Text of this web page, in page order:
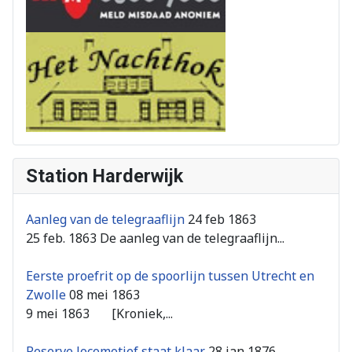
Station Harderwijk
Aanleg van de telegraaflijn 24 feb 1863
25 feb. 1863 De aanleg van de telegraaflijn...
Eerste proefrit op de spoorlijn tussen Utrecht en
Zwolle08 mei 1863
9 mei 1863 [Kroniek,...